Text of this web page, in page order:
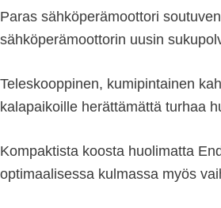
Paras sähköperämoottori
sähköperämoottorin uusin
Teleskooppinen, kumipintainen
kalapaikoille herättämättä turhaa
Kompaktista koosta huolimatta
optimaalisessa kulmassa myös